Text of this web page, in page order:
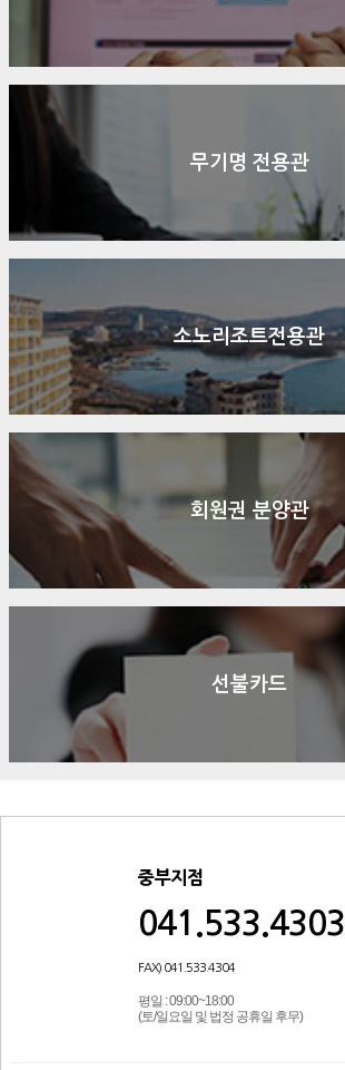
무기명 전용관
소노리조트전용관
회원권 분양관
선불카드
중부지점
041.533.4303
FAX) 041.533.4304
평일 : 09:00~18:00
(토/일요일 및 법정 공휴일 후무)